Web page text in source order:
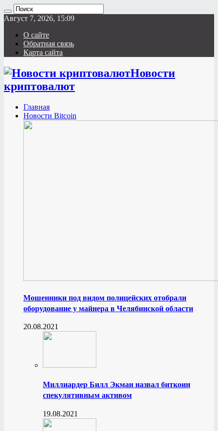
Август 7, 2026, 15:09
О сайте
Обратная связь
Карта сайта
Новости
криптовалют
Главная
Новости Bitcoin
Мошенники под видом полицейских отобрали
оборудование у майнера в Челябинской области
20.08.2021
Миллиардер Билл Экман назвал биткоин
спекулятивным активом
19.08.2021